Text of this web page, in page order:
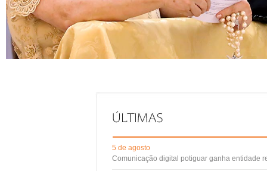
5 de agosto
Comunicação digital potiguar ganha entidade